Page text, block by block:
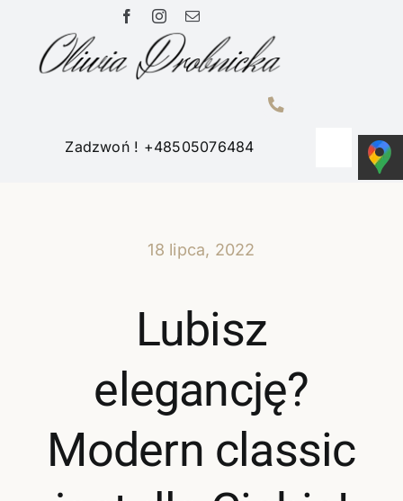
zawartości
Zadzwoń ! +48505076484
Toggle
Cennik
18 lipca, 2022
Lubisz
elegancję?
Modern classic